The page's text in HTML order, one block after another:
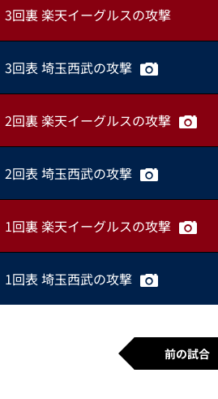
3回裏 楽天イーグルスの攻撃
3回表 埼玉西武の攻撃
2回裏 楽天イーグルスの攻撃
2回表 埼玉西武の攻撃
1回裏 楽天イーグルスの攻撃
1回表 埼玉西武の攻撃
前の試合